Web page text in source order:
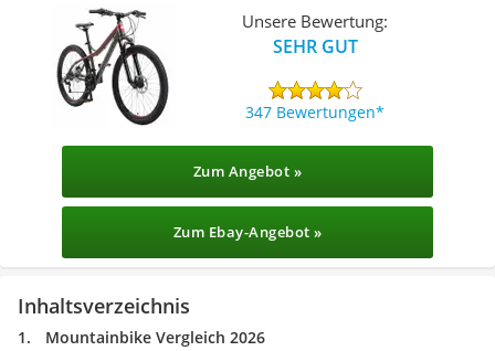
Unsere Bewertung:
SEHR GUT
347 Bewertungen
Zum Angebot »
Zum Ebay-Angebot »
Inhaltsverzeichnis
Mountainbike Vergleich 2026